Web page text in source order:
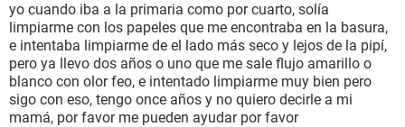
BIENESTAR
SEXUALIDAD
GLOSARIO
yo cuando iba a la primaria como por cuarto, solía
limpiarme con los papeles que me encontraba en la basura,
e intentaba limpiarme de el lado más seco y lejos de la pipí,
pero ya llevo dos años o uno que me sale flujo amarillo o
blanco con olor feo, e intentado limpiarme muy bien pero
sigo con eso, tengo once años y no quiero decirle a mi
mamá, por favor me pueden ayudar por favor